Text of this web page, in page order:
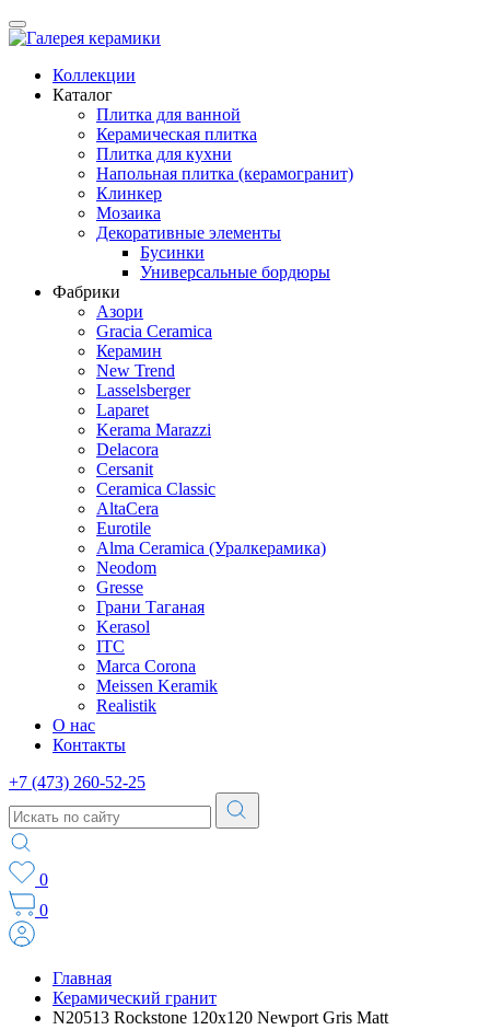
Коллекции
Каталог
Плитка для ванной
Керамическая плитка
Плитка для кухни
Напольная плитка (керамогранит)
Клинкер
Мозаика
Декоративные элементы
Бусинки
Универсальные бордюры
Фабрики
Азори
Gracia Ceramica
Керамин
New Trend
Lasselsberger
Laparet
Kerama Marazzi
Delacora
Cersanit
Ceramica Classic
AltaCera
Eurotile
Alma Ceramica (Уралкерамика)
Neodom
Gresse
Грани Таганая
Kerasol
ITC
Marca Corona
Meissen Keramik
Realistik
О нас
Контакты
+7 (473) 260-52-25
0
0
Главная
Керамический гранит
N20513 Rockstone 120x120 Newport Gris Matt